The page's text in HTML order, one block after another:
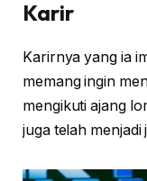
Karir
Karirnya yang ia
memang ingin
mengikuti ajang
juga telah